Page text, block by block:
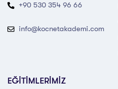
+90 530 354 96 66
info@kocnetakademi.com
EĞİTİMLERİMİZ